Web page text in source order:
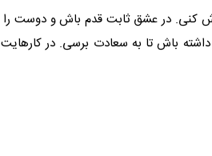
کنی. در عشق ثابت قدم باش و دوست را
باش تا به سعادت برسی. در